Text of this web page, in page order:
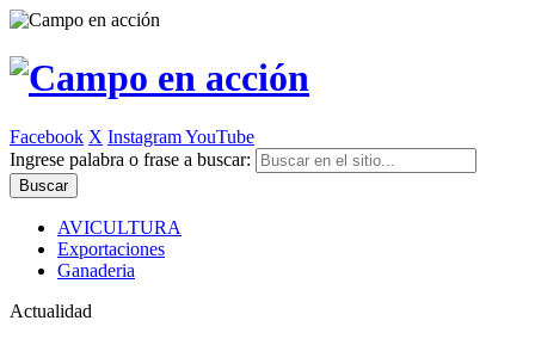
Facebook X InstagramYouTube
Ingrese palabra o frase a buscar:
AVICULTURA
Exportaciones
Ganaderia
Actualidad